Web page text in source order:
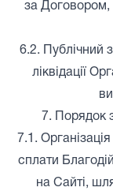
за Договором,
6.2. Публічний
ліквідації
7. Порядок
7.1.
сплати
на Сайті,